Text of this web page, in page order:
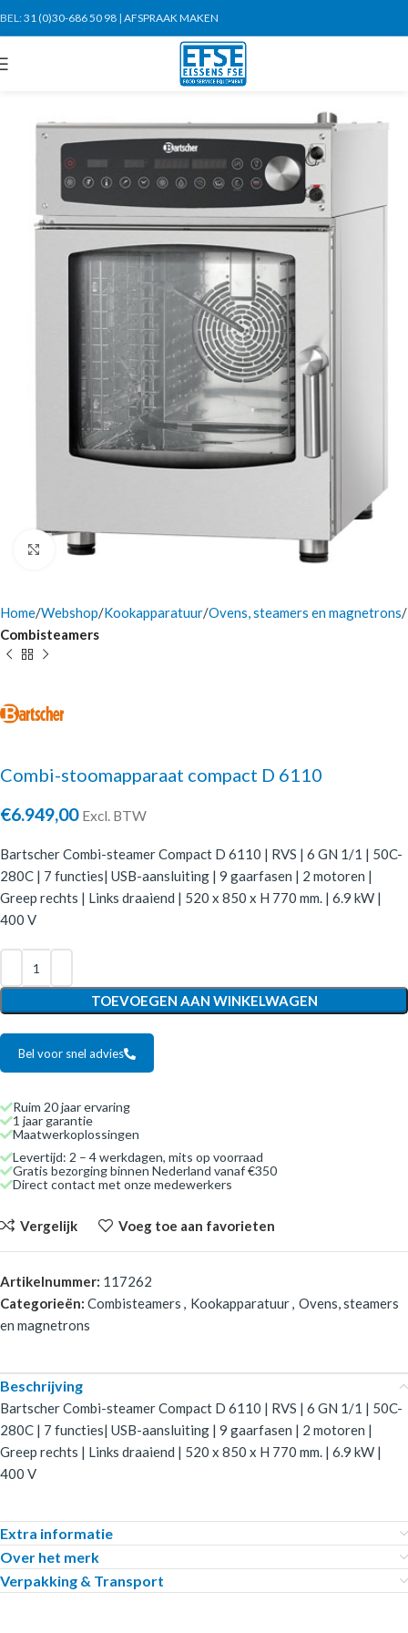
BEL:31 (0)30-686 50 98 | AFSPRAAK MAKEN
Click to enlarge
Home Webshop Kookapparatuur Ovens, steamers en magnetrons
Combisteamers
Combi-stoomapparaat compact D 6110
€6.949,00 Excl. BTW
Bartscher Combi-steamer Compact D 6110 | RVS | 6 GN 1/1 | 50C-
280C | 7 functies| USB-aansluiting | 9 gaarfasen | 2 motoren |
Greep rechts | Links draaiend | 520 x 850 x H 770 mm. | 6.9 kW |
400 V
TOEVOEGEN AAN WINKELWAGEN
Bel voor snel advies
Ruim 20 jaar ervaring
1 jaar garantie
Maatwerkoplossingen
Levertijd: 2 – 4 werkdagen, mits op voorraad
Gratis bezorging binnen Nederland vanaf €350
Direct contact met onze medewerkers
Vergelijk Voeg toe aan favorieten
Artikelnummer: 117262
Categorieën: Combisteamers , Kookapparatuur, Ovens, steamers
en magnetrons
Beschrijving
Bartscher Combi-steamer Compact D 6110 | RVS | 6 GN 1/1 | 50C-
280C | 7 functies| USB-aansluiting | 9 gaarfasen | 2 motoren |
Greep rechts | Links draaiend | 520 x 850 x H 770 mm. | 6.9 kW |
400 V
Extra informatie
Over het merk
Verpakking & Transport